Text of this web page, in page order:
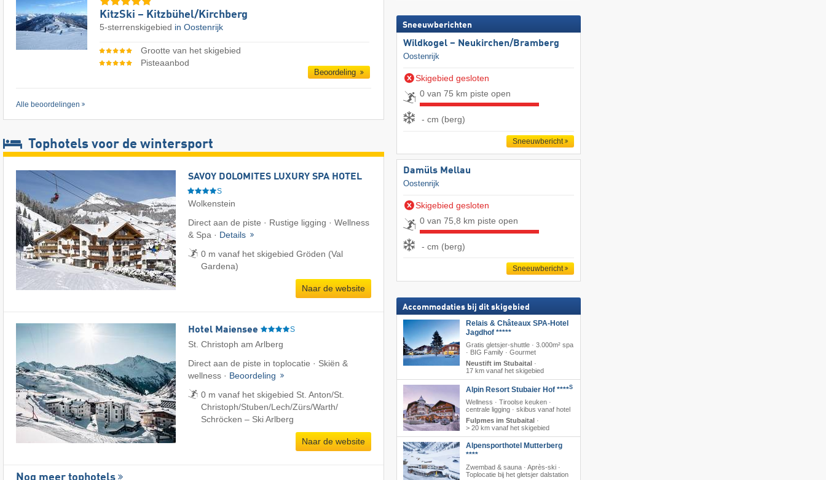
KitzSki – Kitzbühel/​Kirchberg
5-sterrenskigebied in Oostenrijk
Grootte van het skigebied
Pisteaanbod
Beoordeling
Alle beoordelingen
Tophotels voor de wintersport
SAVOY DOLOMITES LUXURY SPA HOTEL
S
Wolkenstein
Direct aan de piste · Rustige ligging · Wellness
& Spa · Details
0 m vanaf het skigebied Gröden (Val
Gardena)
Naar de website
Hotel Maiensee S
St. Christoph am Arlberg
Direct aan de piste in toplocatie · Skiën &
wellness · Beoordeling
0 m vanaf het skigebied St. Anton/​St.
Christoph/​Stuben/​Lech/​Zürs/​Warth/​
Schröcken – Ski Arlberg
Naar de website
Sneeuwberichten
Wildkogel – Neukirchen/​Bramberg
Oostenrijk
Skigebied gesloten
0 van 75 km piste open
- cm (berg)
Sneeuwbericht
Damüls Mellau
Oostenrijk
Skigebied gesloten
0 van 75,8 km piste open
- cm (berg)
Sneeuwbericht
Accommodaties bij dit skigebied
Relais & Châteaux SPA-Hotel
Jagdhof *****
Gratis gletsjer-shuttle · 3.000m² spa
· BIG Family · Gourmet
Neustift im Stubaital·
17 km vanaf het skigebied
Alpin Resort Stubaier Hof ****S
Wellness · Tiroolse keuken ·
centrale ligging · skibus vanaf hotel
Fulpmes im Stubaital·
> 20 km vanaf het skigebied
Alpensporthotel Mutterberg
****
Zwembad & sauna · Après-ski ·
Toplocatie bij het gletsjer dalstation